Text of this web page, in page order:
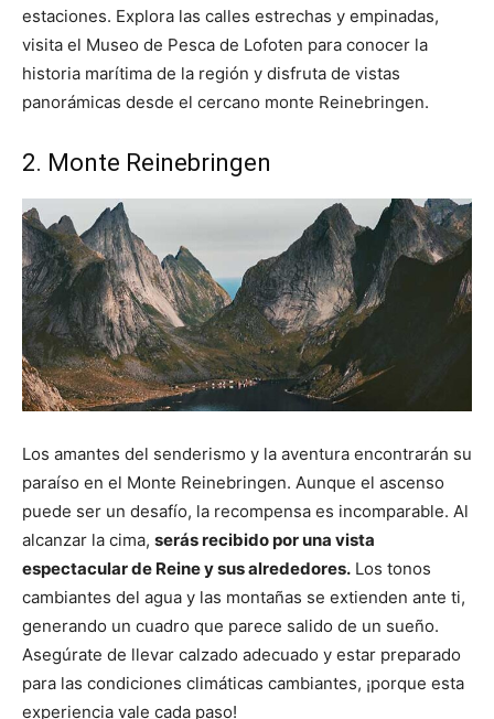
estaciones. Explora las calles estrechas y empinadas,
visita el Museo de Pesca de Lofoten para conocer la
historia marítima de la región y disfruta de vistas
panorámicas desde el cercano monte Reinebringen.
2. Monte Reinebringen
Los amantes del senderismo y la aventura encontrarán su
paraíso en el Monte Reinebringen. Aunque el ascenso
puede ser un desafío, la recompensa es incomparable. Al
alcanzar la cima, serás recibido por una vista
espectacular de Reine y sus alrededores. Los tonos
cambiantes del agua y las montañas se extienden ante ti,
generando un cuadro que parece salido de un sueño.
Asegúrate de llevar calzado adecuado y estar preparado
para las condiciones climáticas cambiantes, ¡porque esta
experiencia vale cada paso!